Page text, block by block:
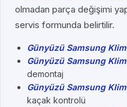
olmadan parça değişimi
servis formunda belirtilir.
Günyüzü Samsung
Günyüzü Samsung
demontaj
Günyüzü Samsung
kaçak kontrolü